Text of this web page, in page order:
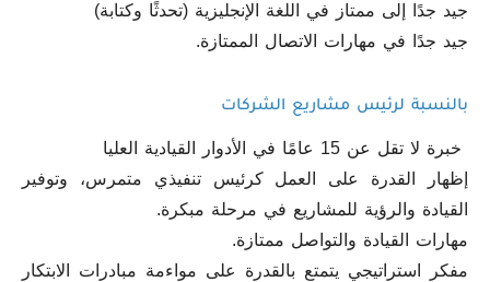
جيد جدًا إلى ممتاز في اللغة الإنجليزية (تحدثًا وكتابة)
جيد جدًا في مهارات الاتصال الممتازة.
بالنسبة لرئيس مشاريع الشركات
خبرة لا تقل عن 15 عامًا في الأدوار القيادية العليا
إظهار القدرة على العمل كرئيس تنفيذي متمرس، وتوفير
القيادة والرؤية للمشاريع في مرحلة مبكرة.
مهارات القيادة والتواصل ممتازة.
مفكر استراتيجي يتمتع بالقدرة على مواءمة مبادرات الابتكار